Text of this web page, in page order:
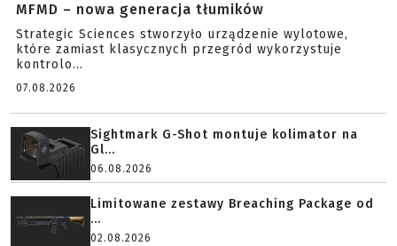
MFMD – nowa generacja tłumików
Strategic Sciences stworzyło urządzenie wylotowe,
które zamiast klasycznych przegród wykorzystuje
kontrolo...
07.08.2026
Sightmark G-Shot montuje kolimator na
Gl...
06.08.2026
Limitowane zestawy Breaching Package od
...
02.08.2026